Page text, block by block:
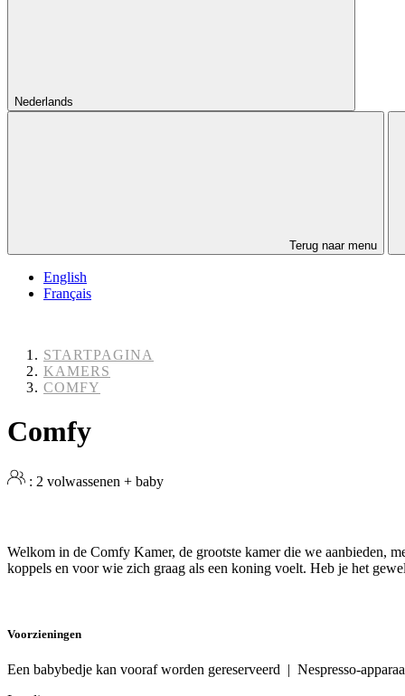
Nederlands
Terug naar menu
English
Français
STARTPAGINA
KAMERS
COMFY
Comfy
: 2 volwassenen + baby
Welkom in de Comfy Kamer, de grootste kamer die we aanbieden,
koppels en voor wie zich graag als een koning voelt. Heb je het
Voorzieningen
Een babybedje kan vooraf worden gereserveerd | Nespresso-